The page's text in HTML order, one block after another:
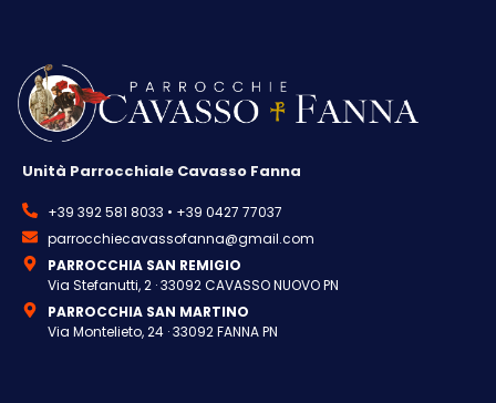
Unità Parrocchiale Cavasso Fanna
+39 392 581 8033 • +39 0427 77037
parrocchiecavassofanna@gmail.com
PARROCCHIA SAN REMIGIO
Via Stefanutti, 2 · 33092 CAVASSO NUOVO PN
PARROCCHIA SAN MARTINO
Via Montelieto, 24 · 33092 FANNA PN